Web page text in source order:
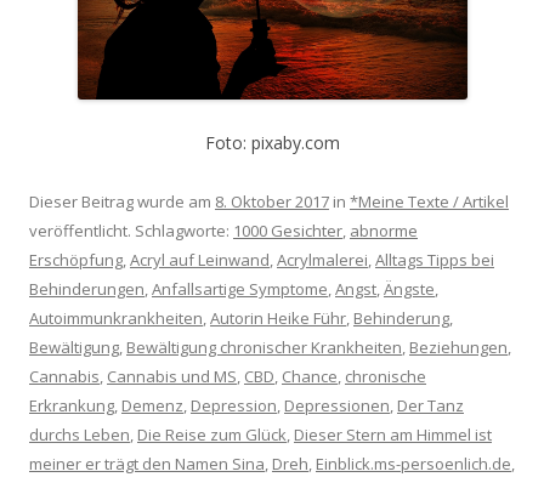
Foto: pixaby.com
Dieser Beitrag wurde am 8. Oktober 2017 in *Meine Texte / Artikel
veröffentlicht. Schlagworte: 1000 Gesichter, abnorme
Erschöpfung,Acryl auf Leinwand,Acrylmalerei,Alltags Tipps bei
Behinderungen,Anfallsartige Symptome,Angst,Ängste,
Autoimmunkrankheiten,Autorin Heike Führ, Behinderung,
Bewältigung, Bewältigung chronischer Krankheiten, Beziehungen,
Cannabis, Cannabis und MS, CBD, Chance, chronische
Erkrankung, Demenz, Depression, Depressionen, Der Tanz
durchs Leben, Die Reise zum Glück, Dieser Stern am Himmel ist
meiner er trägt den Namen Sina, Dreh, Einblick.ms-persoenlich.de,